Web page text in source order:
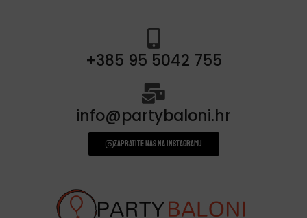
+385 95 5042 755
info@partybaloni.hr
Zapratite nas na instagramu